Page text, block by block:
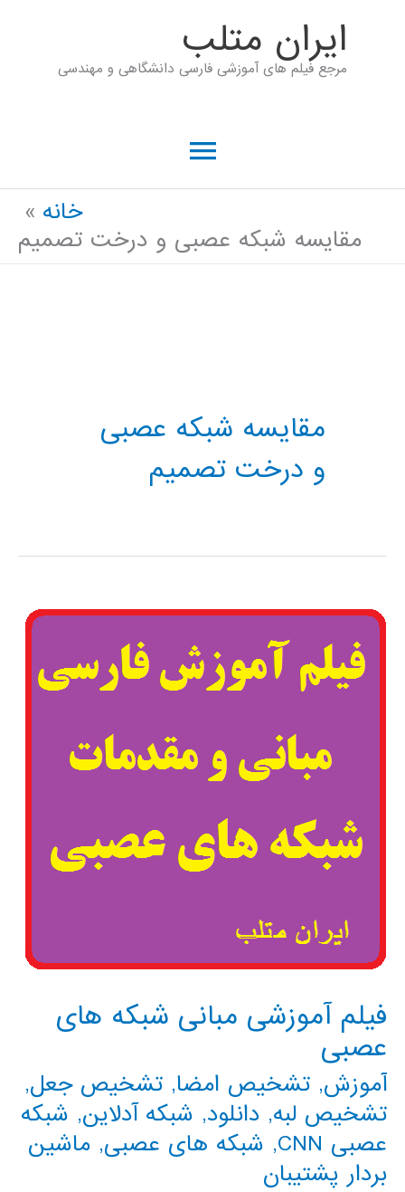
ايران متلب
مرجع فیلم های آموزشی فارسی دانشگاهی و مهندسی
فهرست
خانه
مقایسه شبکه عصبی و درخت تصمیم
مقایسه شبکه عصبی
و درخت تصمیم
فیلم آموزشی مبانی شبکه های
عصبی
آموزش, تشخیص امضا, تشخیص جعل,
تشخیص لبه, دانلود, شبکه آدلاین, شبکه
عصبی CNN
, شبکه های عصبی, ماشین
بردار پشتیبان